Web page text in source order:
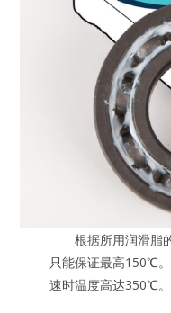
根据所用润滑脂的
只能保证最高150℃
速时温度高达350℃。